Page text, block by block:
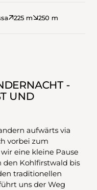
225 m 250 m
-
UND
aufwärts via
vorbei zum
eine kleine Pause
den Kohlfirstwald bis
traditionellen
uns der Weg